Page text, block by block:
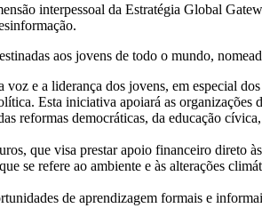
interpessoal da Estratégia Global
aos jovens de todo o mundo,
e a liderança dos jovens, em especial
Esta iniciativa apoiará as organizações
reformas democráticas, da educação
que visa prestar apoio financeiro direto
se refere ao ambiente e às alterações
de aprendizagem formais e